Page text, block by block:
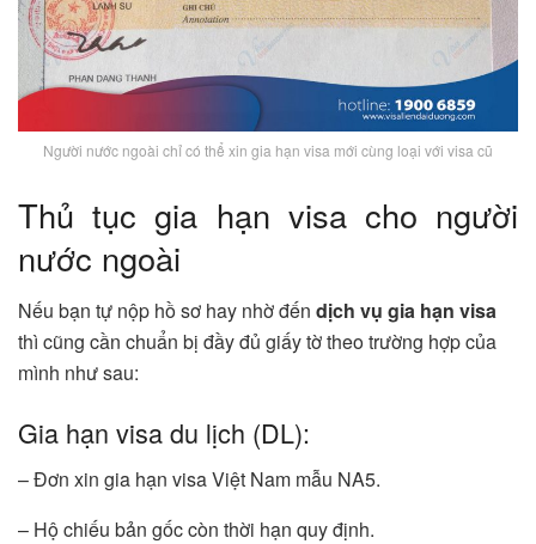
Người nước ngoài chỉ có thể xin gia hạn visa mới cùng loại với visa cũ
Thủ tục gia hạn visa cho người
nước ngoài
Nếu bạn tự nộp hồ sơ hay nhờ đến dịch vụ gia hạn visa
thì cũng cần chuẩn bị đầy đủ giấy tờ theo trường hợp của
mình như sau:
Gia hạn visa du lịch (DL):
– Đơn xin gia hạn visa Việt Nam mẫu NA5.
– Hộ chiếu bản gốc còn thời hạn quy định.